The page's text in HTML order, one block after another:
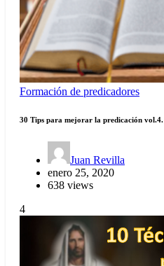
Formación de predicadores
30 Tips para mejorar la predicación vol.4.
Juan Revilla
enero 25, 2020
638 views
4